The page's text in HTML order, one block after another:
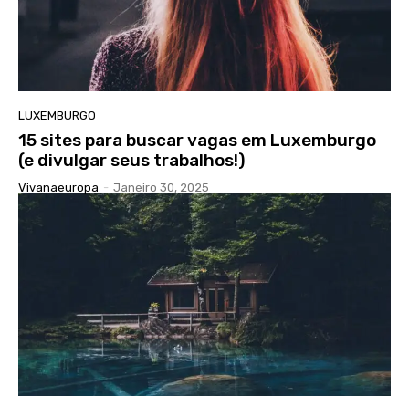
LUXEMBURGO
15 sites para buscar vagas em Luxemburgo
(e divulgar seus trabalhos!)
Vivanaeuropa - Janeiro 30, 2025